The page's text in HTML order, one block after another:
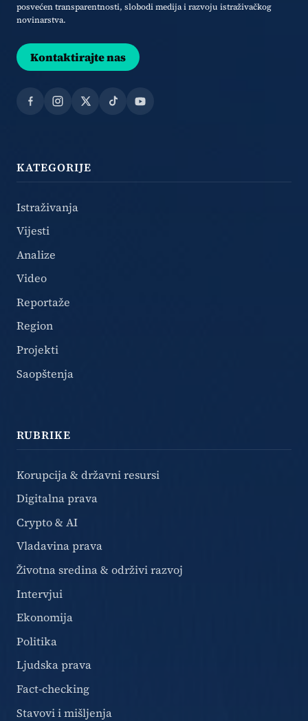
posvećen transparentnosti, slobodi medija i razvoju istraživačkog
novinarstva.
Kontaktirajte nas
Facebook
Instagram
X TikTokYouTube
KATEGORIJE
Istraživanja
Vijesti
Analize
Video
Reportaže
Region
Projekti
Saopštenja
RUBRIKE
Korupcija & državni resursi
Digitalna prava
Crypto & AI
Vladavina prava
Životna sredina & održivi razvoj
Intervjui
Ekonomija
Politika
Ljudska prava
Fact-checking
Stavovi i mišljenja